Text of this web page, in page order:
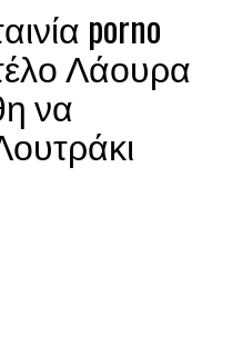
porno
Λάουρα
να